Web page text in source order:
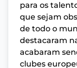
para os
que sejam
de todo o
destacaram
acabaram
clubes